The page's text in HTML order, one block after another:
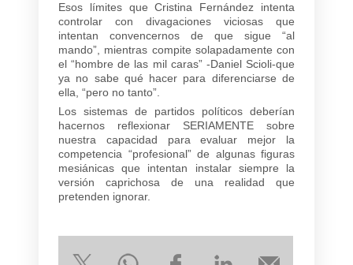
Esos límites que Cristina Fernández intenta
controlar con divagaciones viciosas que
intentan convencernos de que sigue “al
mando”, mientras compite solapadamente con
el “hombre de las mil caras” -Daniel Scioli-que
ya no sabe qué hacer para diferenciarse de
ella, “pero no tanto”.
Los sistemas de partidos políticos deberían
hacernos reflexionar SERIAMENTE sobre
nuestra capacidad para evaluar mejor la
competencia “profesional” de algunas figuras
mesiánicas que intentan instalar siempre la
versión caprichosa de una realidad que
pretenden ignorar.